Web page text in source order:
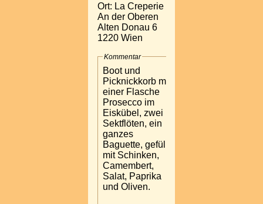
Ort: La Creperie
An der Oberen
Alten Donau 6
1220 Wien
Kommentar
Boot und
Picknickkorb mit
einer Flasche
Prosecco im
Eiskübel, zwei
Sektflöten, ein
ganzes
Baguette, gefüllt
mit Schinken,
Camembert,
Salat, Paprika
und Oliven.